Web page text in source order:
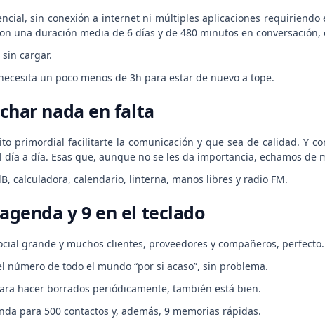
sin conexión a internet ni múltiples aplicaciones
una duración media de 6 días y de 480 minutos en conversación,
sin cargar.
un poco menos de 3h para estar de nuevo a tope.
nada en falta
primordial facilitarte la comunicación y que sea de calidad. Y
a día. Esas que, aunque no se les da importancia, echamos de
calculadora, calendario, linterna, manos libres y radio FM.
y 9 en el teclado
grande y muchos clientes, proveedores y compañeros, perfecto.
de todo el mundo “por si acaso”, sin problema.
hacer borrados periódicamente, también está bien.
para 500 contactos y, además, 9 memorias rápidas.